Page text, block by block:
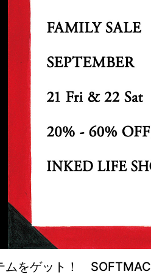
ムをゲット！